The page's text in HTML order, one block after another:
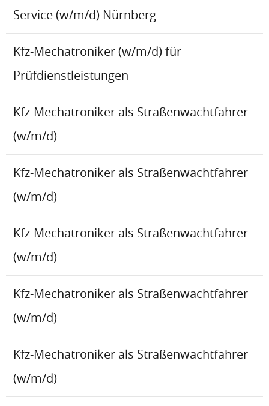
Service (w/m/d) Nürnberg
Kfz-Mechatroniker (w/m/d) für
Prüfdienstleistungen
Kfz-Mechatroniker als Straßenwachtfahrer
(w/m/d)
Kfz-Mechatroniker als Straßenwachtfahrer
(w/m/d)
Kfz-Mechatroniker als Straßenwachtfahrer
(w/m/d)
Kfz-Mechatroniker als Straßenwachtfahrer
(w/m/d)
Kfz-Mechatroniker als Straßenwachtfahrer
(w/m/d)